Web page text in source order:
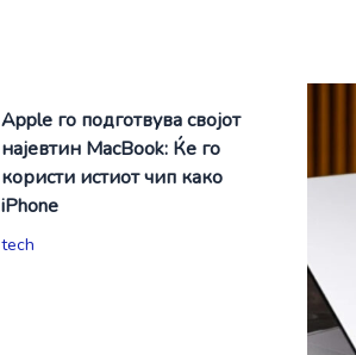
Apple го подготвува својот
најевтин MacBook: Ќе го
користи истиот чип како
iPhone
tech